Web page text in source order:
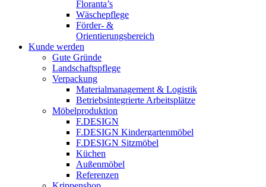
Floranta’s
Wäschepflege
Förder- &
Orientierungsbereich
Kunde werden
Gute Gründe
Landschaftspflege
Verpackung
Materialmanagement & Logistik
Betriebsintegrierte Arbeitsplätze
Möbelproduktion
F.DESIGN
F.DESIGN Kindergartenmöbel
F.DESIGN Sitzmöbel
Küchen
Außenmöbel
Referenzen